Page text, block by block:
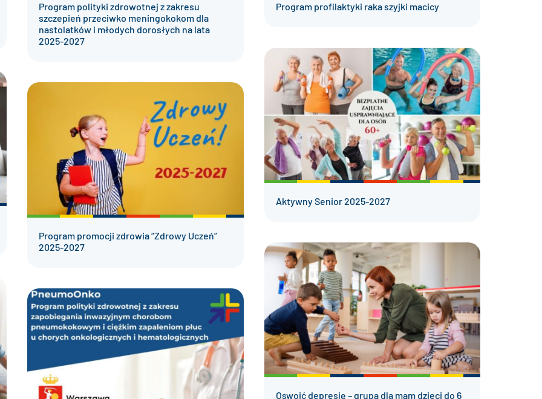
Program polityki zdrowotnej z zakresu
szczepień przeciwko meningokokom dla
nastolatków i młodych dorosłych na lata
2025-2027
Program promocji zdrowia “Zdrowy Uczeń”
2025-2027
Program profilaktyki raka szyjki macicy
Aktywny Senior 2025-2027
Oswoić depresję – grupa dla mam dzieci do 6